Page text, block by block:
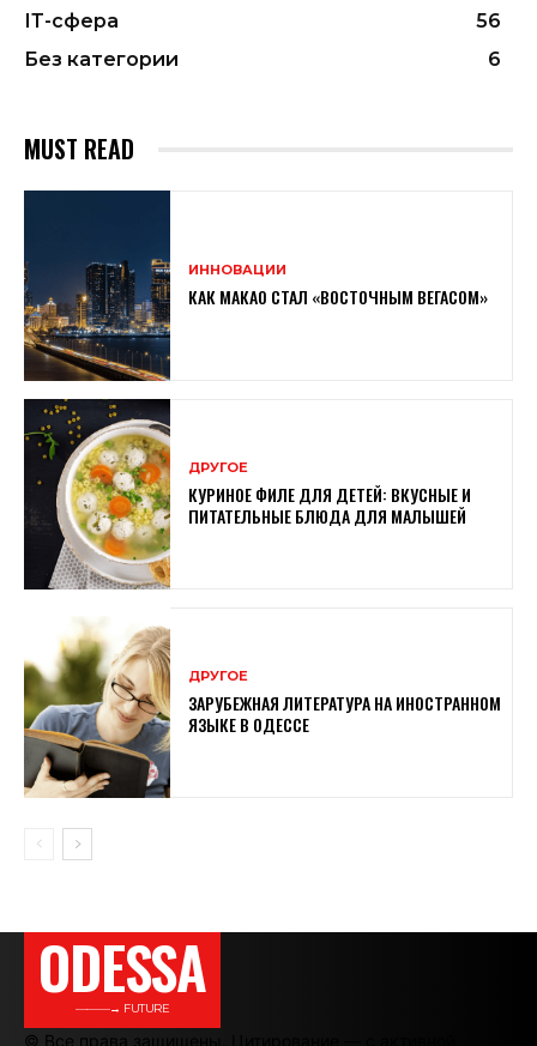
ІТ-сфера
56
Без категории
6
MUST READ
ИННОВАЦИИ
КАК МАКАО СТАЛ «ВОСТОЧНЫМ ВЕГАСОМ»
ДРУГОЕ
КУРИНОЕ ФИЛЕ ДЛЯ ДЕТЕЙ: ВКУСНЫЕ И
ПИТАТЕЛЬНЫЕ БЛЮДА ДЛЯ МАЛЫШЕЙ
ДРУГОЕ
ЗАРУБЕЖНАЯ ЛИТЕРАТУРА НА ИНОСТРАННОМ
ЯЗЫКЕ В ОДЕССЕ
ODESSA
———→ FUTURE
© Все права защищены. Цитирование — с активной